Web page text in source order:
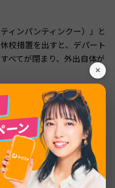
×
ィンパンティンクー）」と
校措置を出すと、デパート
べてが閉まり、外出自体が
、航空会社の遅延・欠航時
連費用が補償されるかを事
切です。現地では常に最新
優先に行動してくださ
めの服装・持ち物